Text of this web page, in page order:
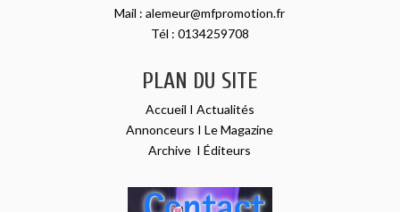
Mail :alemeur@mfpromotion.fr
Tél : 0134259708
PLAN DU SITE
Accueil I Actualités
Annonceurs ILe Magazine
Archive IÉditeurs